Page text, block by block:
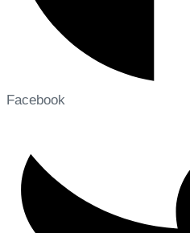
Facebook